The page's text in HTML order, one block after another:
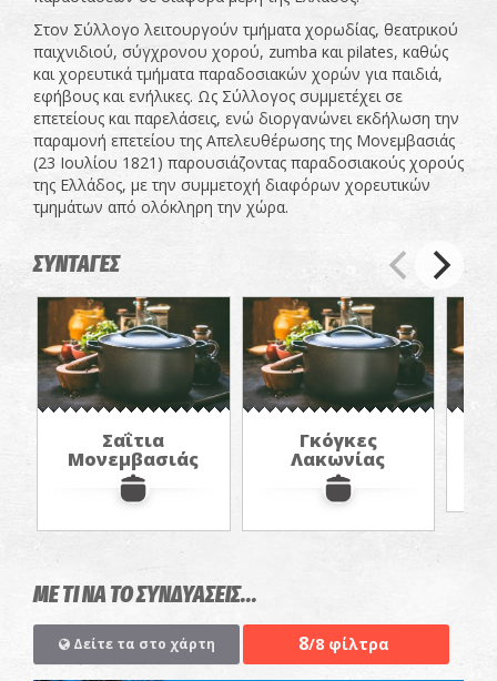
Στον Σύλλογο λειτουργούν τμήματα χορωδίας, θεατρικού
παιχνιδιού, σύγχρονου χορού, zumba και pilates, καθώς
και χορευτικά τμήματα παραδοσιακών χορών για παιδιά,
εφήβους και ενήλικες. Ως Σύλλογος συμμετέχει σε
επετείους και παρελάσεις, ενώ διοργανώνει εκδήλωση την
παραμονή επετείου της Απελευθέρωσης της Μονεμβασιάς
(23 Ιουλίου 1821) παρουσιάζοντας παραδοσιακούς χορούς
της Ελλάδος, με την συμμετοχή διαφόρων χορευτικών
τμημάτων από ολόκληρη την χώρα.
ΣΥΝΤΑΓΕΣ
Σαΐτια
Μονεμβασιάς
Γκόγκες
Λακωνίας
ΜΕ ΤΙ ΝΑ ΤΟ ΣΥΝΔΥΑΣΕΙΣ...
Δείτε τα στο χάρτη 8/8 φίλτρα